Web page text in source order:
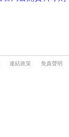
連結政策
免責聲明